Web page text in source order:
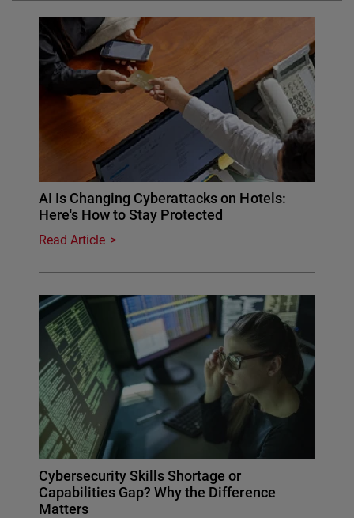
AI Is Changing Cyberattacks on Hotels:
Here's How to Stay Protected
Read Article
Cybersecurity Skills Shortage or
Capabilities Gap? Why the Difference
Matters